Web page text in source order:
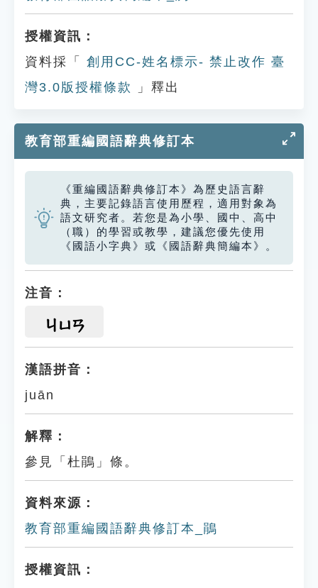
授權資訊：
資料採「
創用CC-姓名標示- 禁止改作 臺
灣3.0版授權條款
」釋出
教育部重編國語辭典修訂本
《重編國語辭典修訂本》為歷史語言辭
典，主要記錄語言使用歷程，適用對象為
語文研究者。若您是為小學、國中、高中
（職）的學習或教學，建議您優先使用
《國語小字典》或《國語辭典簡編本》。
注音：
ㄐㄩㄢ
漢語拼音：
juān
解釋：
參見「杜鵑」條。
資料來源：
教育部重編國語辭典修訂本_鵑
授權資訊：